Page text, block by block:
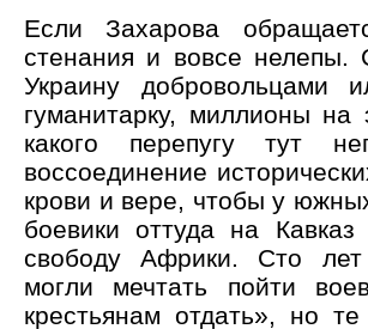
Если Захарова
стенания и вовсе нелепы.
Украину добровольцами
гуманитарку, миллионы
какого перепугу тут
воссоединение
крови и вере, чтобы у
боевики оттуда на
свободу Африки. Сто
могли мечтать пойти
крестьянам отдать», но